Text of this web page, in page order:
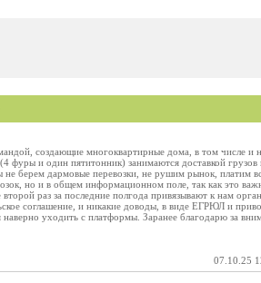
создающие многоквартирные дома, в том числе и
фуры и один пятитонник) занимаются доставкой
берем дармовые перевозки, не рушим рынок, платим
но и в общем информационном поле, так как это
раз за последние полгода привязывают к нам
соглашение, и никакие доводы, в виде ЕГРЮЛ и
наверно уходить с платформы. Заранее благодарю за
07.10.25